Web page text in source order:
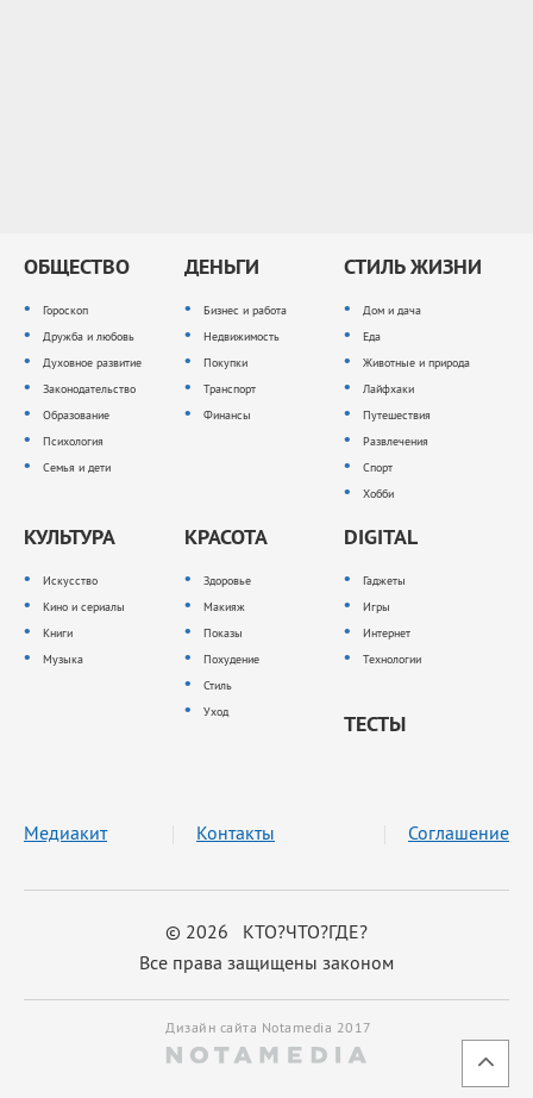
ОБЩЕСТВО
Гороскоп
Дружба и любовь
Духовное развитие
Законодательство
Образование
Психология
Семья и дети
ДЕНЬГИ
Бизнес и работа
Недвижимость
Покупки
Транспорт
Финансы
СТИЛЬ ЖИЗНИ
Дом и дача
Еда
Животные и природа
Лайфхаки
Путешествия
Развлечения
Спорт
Хобби
КУЛЬТУРА
Искусство
Кино и сериалы
Книги
Музыка
КРАСОТА
Здоровье
Макияж
Показы
Похудение
Стиль
Уход
DIGITAL
Гаджеты
Игры
Интернет
Технологии
ТЕСТЫ
© 2026 КТО?ЧТО?ГДЕ?
Все права защищены законом
Медиакит Контакты Соглашение
Дизайн сайта Notamedia 2017